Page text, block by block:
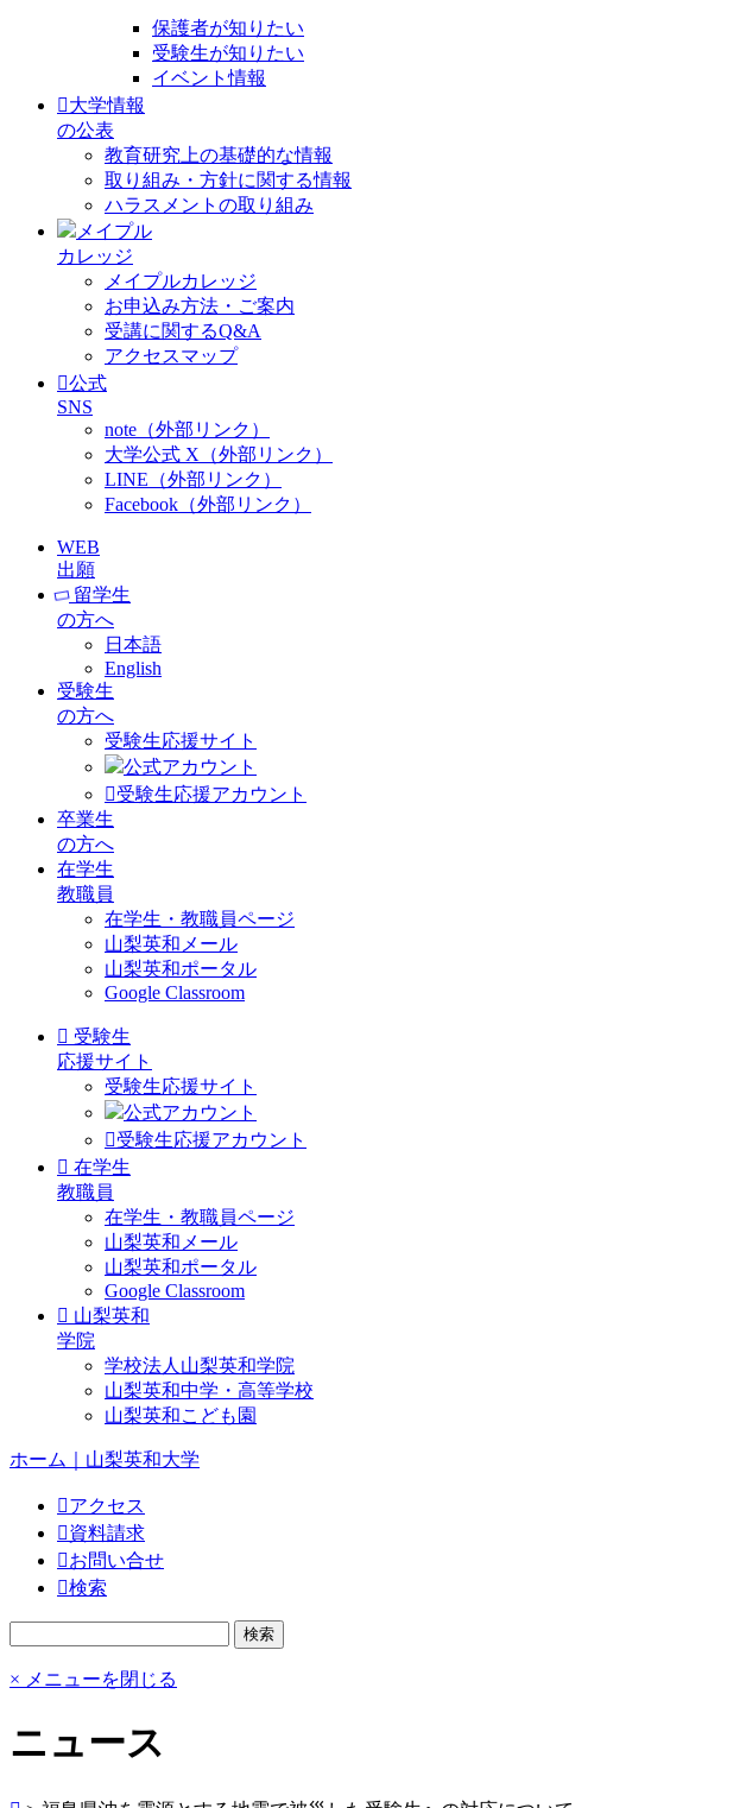
保護者が知りたい
受験生が知りたい
イベント情報
大学情報
の公表
教育研究上の基礎的な情報
取り組み・方針に関する情報
ハラスメントの取り組み
メイプル
カレッジ
メイプルカレッジ
お申込み方法・ご案内
受講に関するQ&A
アクセスマップ
公式
SNS
note（外部リンク）
大学公式 X（外部リンク）
LINE（外部リンク）
Facebook（外部リンク）
WEB
出願
留学生
の方へ
日本語
English
受験生
の方へ
受験生応援サイト
公式アカウント
受験生応援アカウント
卒業生
の方へ
在学生
教職員
在学生・教職員ページ
山梨英和メール
山梨英和ポータル
Google Classroom
受験生
応援サイト
受験生応援サイト
公式アカウント
受験生応援アカウント
在学生
教職員
在学生・教職員ページ
山梨英和メール
山梨英和ポータル
Google Classroom
山梨英和
学院
学校法人山梨英和学院
山梨英和中学・高等学校
山梨英和こども園
ホーム｜山梨英和大学
アクセス
資料請求
お問い合せ
検索
× メニューを閉じる
ニュース